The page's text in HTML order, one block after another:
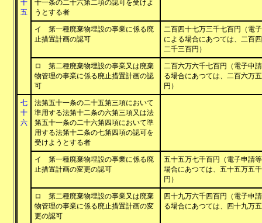
十
五
十一条の二十六第二項の認可を受けよ
うとする者
イ 第一種廃棄物埋設の事業に係る廃
止措置計画の認可
二百四十七万三千七百円（電
による場合にあつては、二百
二千三百円）
ロ 第二種廃棄物埋設の事業又は廃棄
物管理の事業に係る廃止措置計画の認
可
二百六万六千七百円（電子申
る場合にあつては、二百六万
円）
七
十
六
法第五十一条の二十五第三項において
準用する法第十二条の六第三項又は法
第五十一条の二十六第四項において準
用する法第十二条の七第四項の認可を
受けようとする者
イ 第一種廃棄物埋設の事業に係る廃
止措置計画の変更の認可
五十五万七千百円（電子申請
場合にあつては、五十五万五
円）
ロ 第二種廃棄物埋設の事業又は廃棄
物管理の事業に係る廃止措置計画の変
更の認可
四十九万六千四百円（電子申
る場合にあつては、四十九万